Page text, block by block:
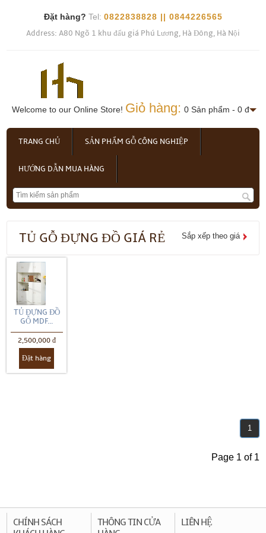
Đặt hàng? Tel: 0822838828 || 0844226565
Address: A80 Ngõ 1 khu đấu giá Phú Lương, Hà Đông, Hà Nội
Welcome to our Online Store! Giỏ hàng: 0 Sản phẩm - 0 đ
TRANG CHỦ SẢN PHẨM GỖ CÔNG NGHIỆP
HƯỚNG DẪN MUA HÀNG
TỦ GỖ ĐỰNG ĐỒ GIÁ RẺ Sắp xếp theo giá
TỦ ĐỰNG ĐỒ
GỖ MDF...
2,500,000 đ
Đặt hàng
1
Page 1 of 1
CHÍNH SÁCH
THÔNG TIN CỬA
LIÊN HỆ